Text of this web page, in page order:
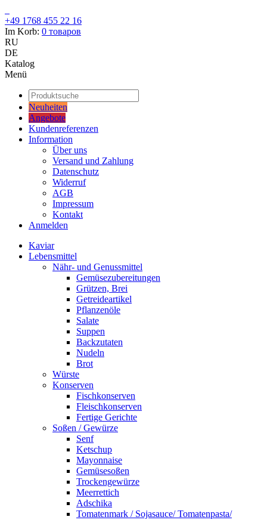
+49 1768 455 22 16
Im Korb: 0 товаров
RU
DE
Katalog
Menü
Neuheiten
Angebote
Kundenreferenzen
Information
Über uns
Versand und Zahlung
Datenschutz
Widerruf
AGB
Impressum
Kontakt
Anmelden
Kaviar
Lebensmittel
Nähr- und Genussmittel
Gemüsezubereitungen
Grützen, Brei
Getreideartikel
Pflanzenöle
Salate
Suppen
Backzutaten
Nudeln
Brot
Würste
Konserven
Fischkonserven
Fleischkonserven
Fertige Gerichte
Soßen / Gewürze
Senf
Ketschup
Mayonnaise
Gemüsesoßen
Trockengewürze
Meerrettich
Adschika
Tomatenmark / Sojasauce/ Tomatenpasta/